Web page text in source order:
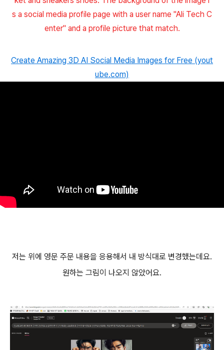
s a social media profile page with a user name "Ali Tech C
enter" and a profile picture that match.
Create Amazing 3D AI Social Media Images for Free (yout
ube.com)
저는 위에 영문 주문 내용을 응용해서 내 방식대로 변경했는데요.
원하는 그림이 나오지 않았어요.